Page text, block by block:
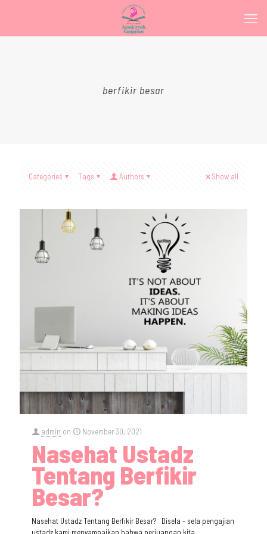
berfikir besar
Categories Tags Authors Show all
admin on November 30, 2021
Nasehat Ustadz
Tentang Berfikir
Besar?
Nasehat Ustadz Tentang Berfikir Besar? Disela – sela pengajian
ustadz kami menyampaikan bahwa perjuangan kita